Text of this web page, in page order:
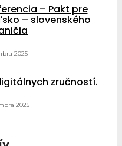
– Pakt pre
– slovenského
2025
zručností.
2025